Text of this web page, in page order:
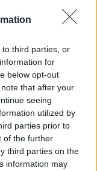
third parties, or
for
below opt-out
that after your
seeing
utilized by
parties prior to
of the further
third parties on the
information may